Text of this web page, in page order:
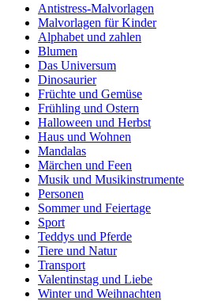
Antistress-Malvorlagen
Malvorlagen für Kinder
Alphabet und zahlen
Blumen
Das Universum
Dinosaurier
Früchte und Gemüse
Frühling und Ostern
Halloween und Herbst
Haus und Wohnen
Mandalas
Märchen und Feen
Musik und Musikinstrumente
Personen
Sommer und Feiertage
Sport
Teddys und Pferde
Tiere und Natur
Transport
Valentinstag und Liebe
Winter und Weihnachten